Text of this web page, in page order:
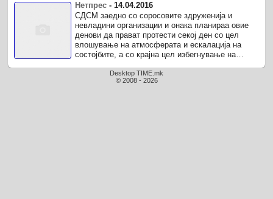
Нетпрес -14.04.2016
СДСМ заедно со соросовите здруженија и
невладини организации и онака планираа овие
денови да прават протести секој ден со цел
влошување на атмосферата и ескалација на
состојбите, а со крајна цел избегнување на
Desktop TIME.mk
© 2008 - 2026